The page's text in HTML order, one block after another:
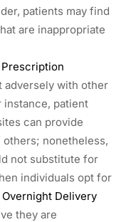
patients may find
are inappropriate
adversely with other
instance, patient
can provide
nonetheless,
not substitute for
individuals opt for
Overnight Delivery
they are